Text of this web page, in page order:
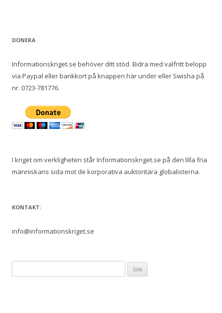
DONERA
Informationskriget.se behöver ditt stöd. Bidra med valfritt belopp
via Paypal eller bankkort på knappen här under eller Swisha på
nr. 0723-781776.
I kriget om verkligheten står Informationskriget.se på den lilla fria
människans sida mot de korporativa auktoritära globalisterna.
KONTAKT:
info@informationskriget.se
efter: